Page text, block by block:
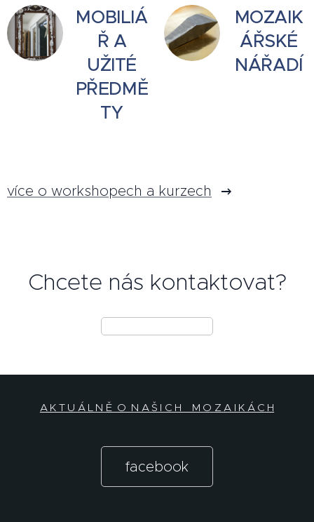
MOBILIÁ
Ř A
UŽITÉ
PŘEDMĚ
TY
MOZAIK
ÁŘSKÉ
NÁŘADÍ
více o workshopech a kurzech
Chcete nás kontaktovat?
A K T U Á L N Ě O N A Š I C H M O Z A I K Á C H
facebook